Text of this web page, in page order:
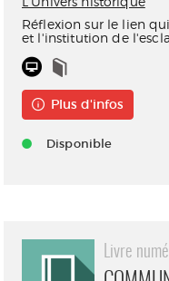
Réflexion sur le lien
et l'institution de
Plus d'infos
Disponible
Livre